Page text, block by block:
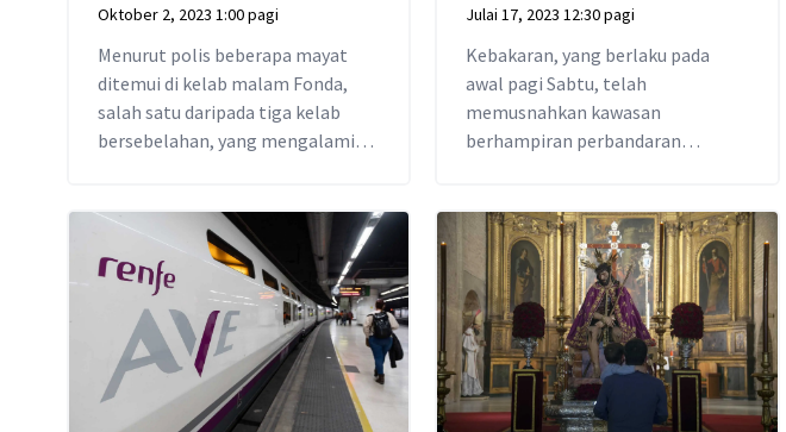
Oktober 2, 2023 1:00 pagi
Menurut polis beberapa mayat
ditemui di kelab malam Fonda,
salah satu daripada tiga kelab
bersebelahan, yang mengalami
bumbungnya.
Julai 17, 2023 12:30 pagi
Kebakaran, yang berlaku pada
awal pagi Sabtu, telah
memusnahkan kawasan
berhampiran perbandaran